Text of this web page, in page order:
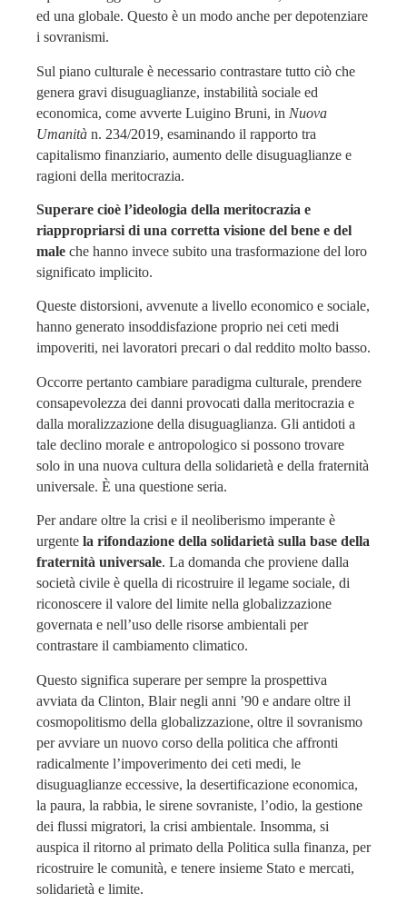
ed una globale. Questo è un modo anche per depotenziare
i sovranismi.
Sul piano culturale è necessario contrastare tutto ciò che
genera gravi disuguaglianze, instabilità sociale ed
economica, come avverte Luigino Bruni, in Nuova
Umanità n. 234/2019, esaminando il rapporto tra
capitalismo finanziario, aumento delle disuguaglianze e
ragioni della meritocrazia.
Superare cioè l’ideologia della meritocrazia e
riappropriarsi di una corretta visione del bene e del
male che hanno invece subito una trasformazione del loro
significato implicito.
Queste distorsioni, avvenute a livello economico e sociale,
hanno generato insoddisfazione proprio nei ceti medi
impoveriti, nei lavoratori precari o dal reddito molto basso.
Occorre pertanto cambiare paradigma culturale, prendere
consapevolezza dei danni provocati dalla meritocrazia e
dalla moralizzazione della disuguaglianza. Gli antidoti a
tale declino morale e antropologico si possono trovare
solo in una nuova cultura della solidarietà e della fraternità
universale. È una questione seria.
Per andare oltre la crisi e il neoliberismo imperante è
urgente la rifondazione della solidarietà sulla base della
fraternità universale. La domanda che proviene dalla
società civile è quella di ricostruire il legame sociale, di
riconoscere il valore del limite nella globalizzazione
governata e nell’uso delle risorse ambientali per
contrastare il cambiamento climatico.
Questo significa superare per sempre la prospettiva
avviata da Clinton, Blair negli anni ’90 e andare oltre il
cosmopolitismo della globalizzazione, oltre il sovranismo
per avviare un nuovo corso della politica che affronti
radicalmente l’impoverimento dei ceti medi, le
disuguaglianze eccessive, la desertificazione economica,
la paura, la rabbia, le sirene sovraniste, l’odio, la gestione
dei flussi migratori, la crisi ambientale. Insomma, si
auspica il ritorno al primato della Politica sulla finanza, per
ricostruire le comunità, e tenere insieme Stato e mercati,
solidarietà e limite.